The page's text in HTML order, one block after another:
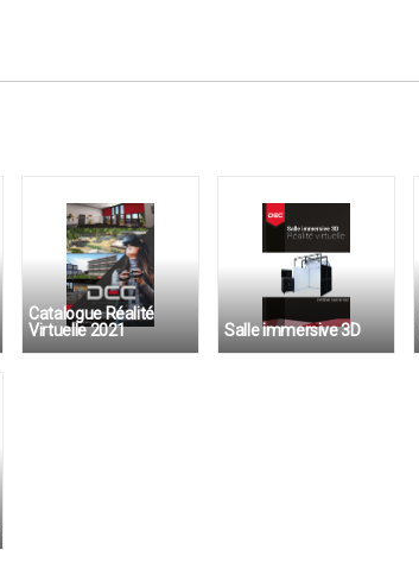
Catalogue Réalité
Virtuelle 2021
Salle immersive 3D